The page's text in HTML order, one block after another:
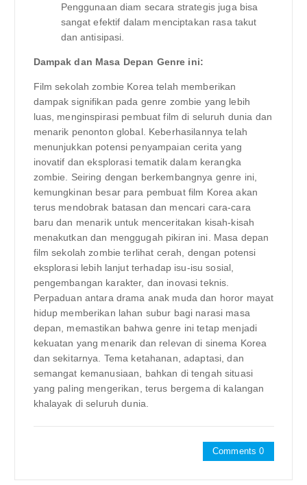
Penggunaan diam secara strategis juga bisa
sangat efektif dalam menciptakan rasa takut
dan antisipasi.
Dampak dan Masa Depan Genre ini:
Film sekolah zombie Korea telah memberikan
dampak signifikan pada genre zombie yang lebih
luas, menginspirasi pembuat film di seluruh dunia dan
menarik penonton global. Keberhasilannya telah
menunjukkan potensi penyampaian cerita yang
inovatif dan eksplorasi tematik dalam kerangka
zombie. Seiring dengan berkembangnya genre ini,
kemungkinan besar para pembuat film Korea akan
terus mendobrak batasan dan mencari cara-cara
baru dan menarik untuk menceritakan kisah-kisah
menakutkan dan menggugah pikiran ini. Masa depan
film sekolah zombie terlihat cerah, dengan potensi
eksplorasi lebih lanjut terhadap isu-isu sosial,
pengembangan karakter, dan inovasi teknis.
Perpaduan antara drama anak muda dan horor mayat
hidup memberikan lahan subur bagi narasi masa
depan, memastikan bahwa genre ini tetap menjadi
kekuatan yang menarik dan relevan di sinema Korea
dan sekitarnya. Tema ketahanan, adaptasi, dan
semangat kemanusiaan, bahkan di tengah situasi
yang paling mengerikan, terus bergema di kalangan
khalayak di seluruh dunia.
Comments 0